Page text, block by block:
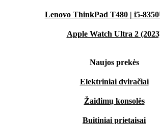
Lenovo ThinkPad T480 | i5-
Apple Watch Ultra 2
Naujos prekės
Elektriniai dviračiai
Žaidimų konsolės
Buitiniai prietaisai